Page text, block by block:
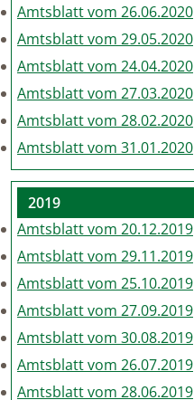
Amtsblatt vom 26.06.2020
Amtsblatt vom 29.05.2020
Amtsblatt vom 24.04.2020
Amtsblatt vom 27.03.2020
Amtsblatt vom 28.02.2020
Amtsblatt vom 31.01.2020
2019
Amtsblatt vom 20.12.2019
Amtsblatt vom 29.11.2019
Amtsblatt vom 25.10.2019
Amtsblatt vom 27.09.2019
Amtsblatt vom 30.08.2019
Amtsblatt vom 26.07.2019
Amtsblatt vom 28.06.2019